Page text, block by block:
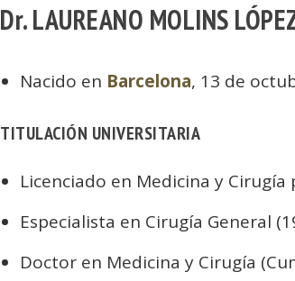
Dr. LAUREANO MOLINS
Nacido en Barcelona, 13 de
TITULACIÓN UNIVERSITARIA
Licenciado en Medicina y Cirugía
Especialista en Cirugía General
Doctor en Medicina y Cirugía